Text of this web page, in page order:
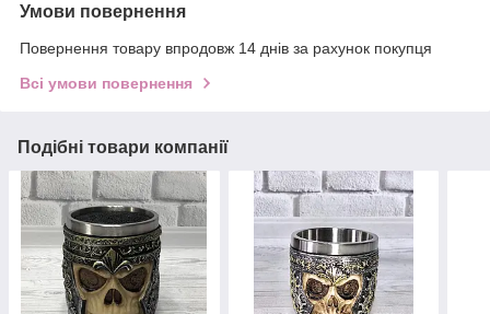
Умови повернення
Повернення товару впродовж 14 днів за рахунок покупця
Всі умови повернення
Подібні товари компанії